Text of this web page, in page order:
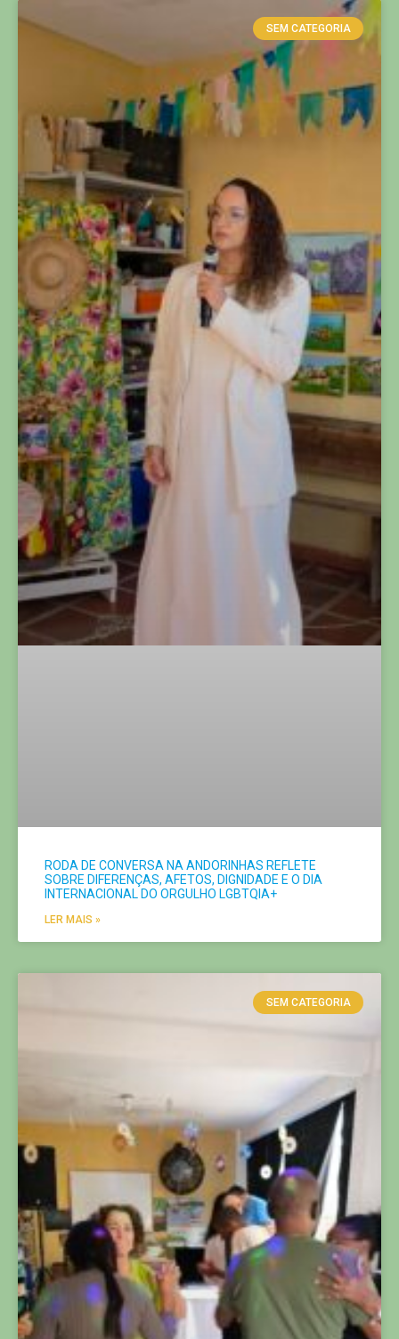
SEM CATEGORIA
RODA DE CONVERSA NA ANDORINHAS REFLETE
SOBRE DIFERENÇAS, AFETOS, DIGNIDADE E O DIA
INTERNACIONAL DO ORGULHO LGBTQIA+
LER MAIS »
SEM CATEGORIA